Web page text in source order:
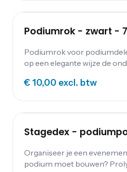
Podiumrok - zwart -
Podiumrok voor
op een elegante wijze de
€ 10,00 excl. btw
Stagedex -
Organiseer je een
podium moet bouwen?